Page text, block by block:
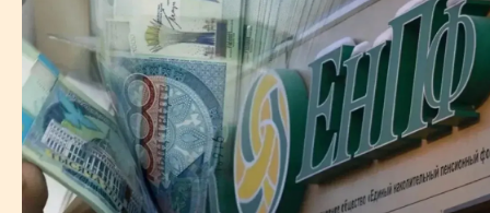
Власть
Геополитика
Исследования